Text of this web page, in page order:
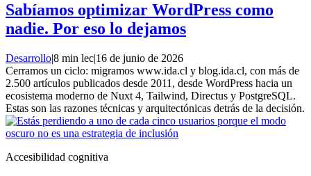
Sabíamos optimizar WordPress como
nadie. Por eso lo dejamos
Desarrollo|8 min lec|16 de junio de 2026
Cerramos un ciclo: migramos www.ida.cl y blog.ida.cl, con más de
2.500 artículos publicados desde 2011, desde WordPress hacia un
ecosistema moderno de Nuxt 4, Tailwind, Directus y PostgreSQL.
Estas son las razones técnicas y arquitectónicas detrás de la decisión.
Accesibilidad cognitiva